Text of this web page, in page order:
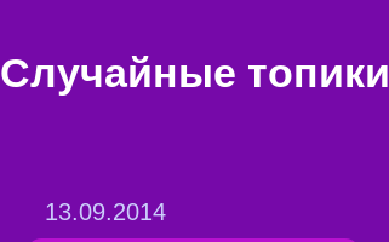
Случайные топики
13.09.2014